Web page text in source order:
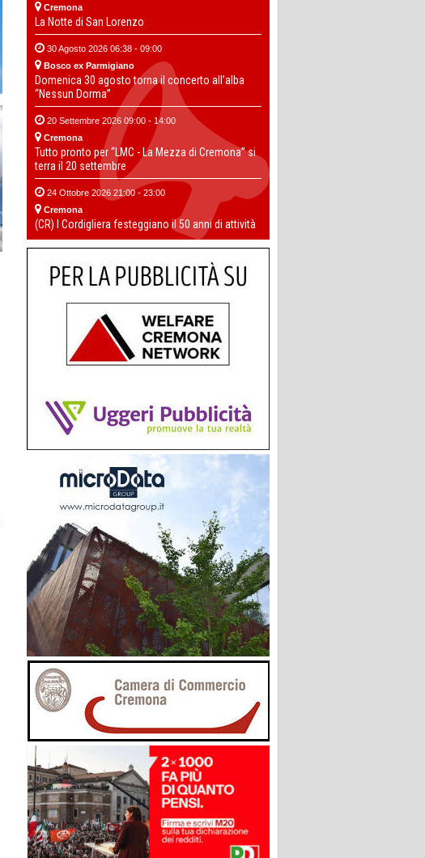
Cremona
La Notte di San Lorenzo
30 Agosto 2026 06:38 - 09:00
Bosco ex Parmigiano
Domenica 30 agosto torna il concerto all’alba
“Nessun Dorma”
20 Settembre 2026 09:00 - 14:00
Cremona
Tutto pronto per “LMC - La Mezza di Cremona” si
terra il 20 settembre
24 Ottobre 2026 21:00 - 23:00
Cremona
(CR) I Cordigliera festeggiano il 50 anni di attività